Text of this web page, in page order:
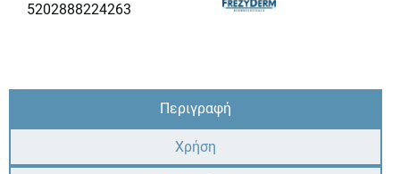
5202888224263
Περιγραφή
Χρήση